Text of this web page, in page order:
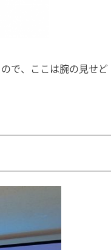
で、ここは腕の見せど